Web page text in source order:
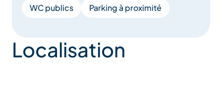
WC publics Parking à proximité
Localisation